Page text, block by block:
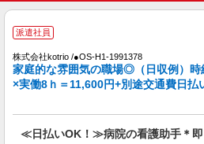
年4月末までの期間
ン代は弊社負担）
兵庫県尼崎市に
パート
派遣社員
株式会社kotrio /●OS-H1-1991378
家庭的な雰囲気の職場◎（日収例）時
×実働8ｈ＝11,600円+別途交通費日払
≪日払いOK！≫病院の看護助手＊即